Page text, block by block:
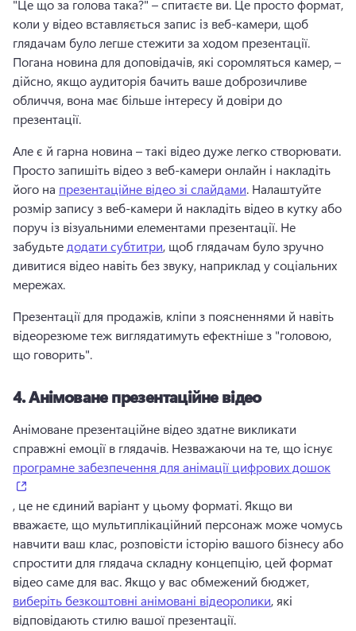
"Це що за голова така?" – спитаєте ви. Це просто формат,
коли у відео вставляється запис із веб-камери, щоб
Погана новина для доповідачів, які соромляться камер, –
дійсно, якщо аудиторія бачить ваше доброзичливе
обличчя, вона має більше інтересу й довіри до
презентації.
Просто запишіть відео з веб-камери онлайн і накладіть
його на презентаційне відео зі слайдами. Налаштуйте
розмір запису з веб-камери й накладіть відео в кутку або
поруч із візуальними елементами презентації. Не
забудьте додати субтитри, щоб глядачам було зручно
дивитися відео навіть без звуку, наприклад у соціальних
мережах.
Презентації для продажів, кліпи з поясненнями й навіть
відеорезюме теж виглядатимуть ефектніше з "головою,
що говорить".
4.Анімоване презентаційне відео
Анімоване презентаційне відео здатне викликати
справжні емоції в глядачів. Незважаючи на те, що існує
програмне забезпечення для анімації цифрових дошок
, це не єдиний варіант у цьому форматі. Якщо ви
вважаєте, що мультиплікаційний персонаж може чомусь
навчити ваш клас, розповісти історію вашого бізнесу або
спростити для глядача складну концепцію, цей формат
відео саме для вас. Якщо у вас обмежений бюджет,
виберіть безкоштовні анімовані відеоролики, які
відповідають стилю вашої презентації.